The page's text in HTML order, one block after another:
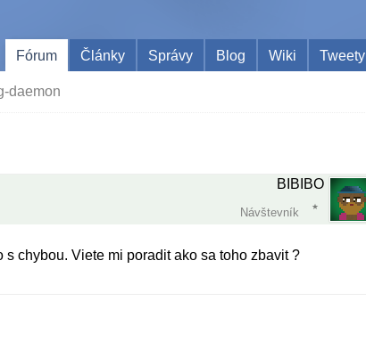
Fórum
Články Správy Blog Wiki Tweety
daemon
BIBIBO
Návštevník
chybou. Viete mi poradit ako sa toho zbavit ?